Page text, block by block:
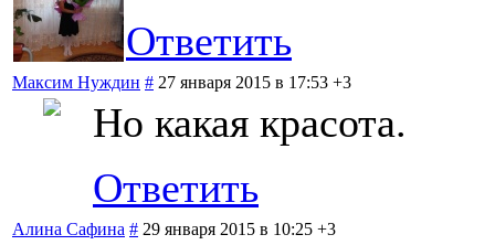
Ответить
Максим Нуждин # 27 января 2015 в 17:53 +3
Но какая красота.
Ответить
Алина Сафина # 29 января 2015 в 10:25 +3